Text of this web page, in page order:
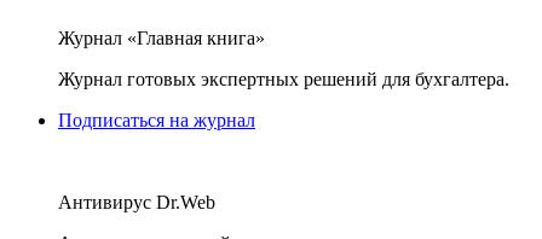
Журнал «Главная книга»
Журнал готовых экспертных решений для бухгалтера.
Подписаться на журнал
Антивирус Dr.Web